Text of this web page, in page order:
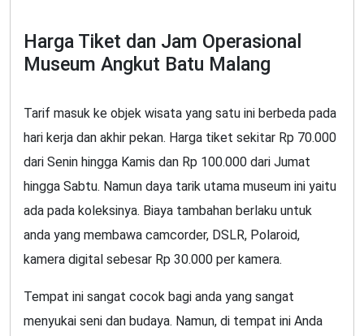
Harga Tiket dan Jam Operasional
Museum Angkut Batu Malang
Tarif masuk ke objek wisata yang satu ini berbeda pada
hari kerja dan akhir pekan. Harga tiket sekitar Rp 70.000
dari Senin hingga Kamis dan Rp 100.000 dari Jumat
hingga Sabtu. Namun daya tarik utama museum ini yaitu
ada pada koleksinya. Biaya tambahan berlaku untuk
anda yang membawa camcorder, DSLR, Polaroid,
kamera digital sebesar Rp 30.000 per kamera.
Tempat ini sangat cocok bagi anda yang sangat
menyukai seni dan budaya. Namun, di tempat ini Anda